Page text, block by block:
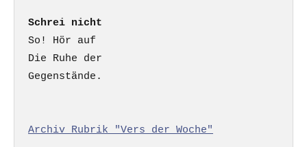
Schrei nicht
So! Hör auf
Die Ruhe der
Gegenstände.
Archiv Rubrik "Vers der Woche"